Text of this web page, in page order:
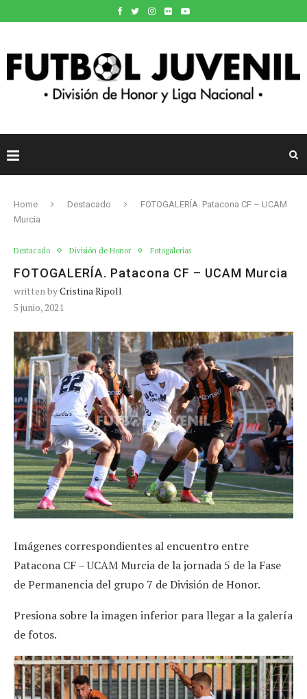
Home Destacado
FOTOGALERÍA. Patacona CF – UCAM
Murcia
Destacado División de Honor Fotogalerías
FOTOGALERÍA. Patacona CF – UCAM Murcia
written byCristina Ripoll
5 junio, 2021
Imágenes correspondientes al encuentro entre
Patacona CF – UCAM Murcia de la jornada 5 de la Fase
de Permanencia del grupo 7 de División de Honor.
Presiona sobre la imagen inferior para llegar a la galería
de fotos.